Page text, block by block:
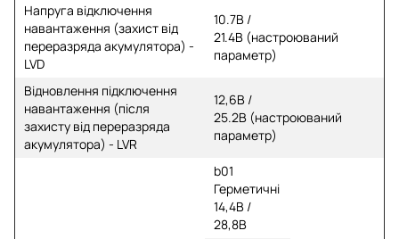
Напруга відключення
навантаження (захист від
переразряда акумулятора) -
LVD
10.7В /
21.4В (настроюваний
параметр)
Відновлення підключення
навантаження (після
захисту від переразряда
акумулятора) - LVR
12,6В /
25.2В (настроюваний
параметр)
b01
Герметичні
14,4В /
28,8В